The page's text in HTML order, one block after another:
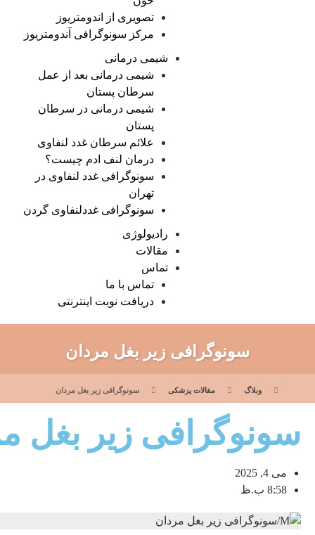
تصویری از اندومتریوز
مرکز سونوگرافی آندومتریوز
شیمی درمانی
شیمی درمانی بعد از عمل
سرطان پستان
شیمی درمانی در سرطان
پستان
علائم سرطان غدد لنفاوی
درمان لنف ادم چیست؟
سونوگرافی غدد لنفاوی در
تهران
سونوگرافی غددلنفاوی گردن
رادیولوژی
مقالات
تماس
تماس با ما
دریافت نوبت اینترنتی
سونوگرافی زیر بغل مردان
وبلاگ مقالات پزشکی سونوگرافی زیر بغل مردان
سونوگرافی زیر بغل
می 4, 2025
8:58 ب.ظ